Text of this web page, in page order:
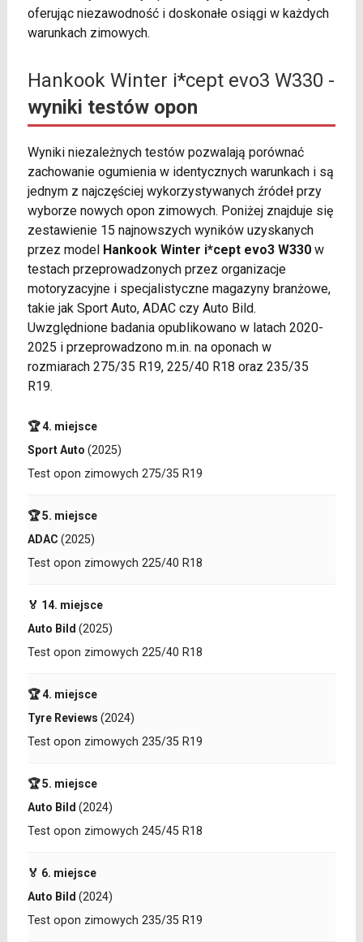
oferując niezawodność i doskonałe osiągi w każdych
warunkach zimowych.
Hankook Winter i*cept evo3 W330 -
wyniki testów opon
Wyniki niezależnych testów pozwalają porównać
zachowanie ogumienia w identycznych warunkach i są
jednym z najczęściej wykorzystywanych źródeł przy
wyborze nowych opon zimowych. Poniżej znajduje się
zestawienie 15 najnowszych wyników uzyskanych
przez model Hankook Winter i*cept evo3 W330w
testach przeprowadzonych przez organizacje
motoryzacyjne i specjalistyczne magazyny branżowe,
takie jak Sport Auto, ADAC czy Auto Bild.
Uwzględnione badania opublikowano w latach 2020-
2025 i przeprowadzono m.in. na oponach w
rozmiarach 275/35 R19, 225/40 R18 oraz 235/35
R19.
🏆 4. miejsce
Sport Auto (2025)
Test opon zimowych 275/35 R19
🏆 5. miejsce
ADAC (2025)
Test opon zimowych 225/40 R18
🏅 14. miejsce
Auto Bild (2025)
Test opon zimowych 225/40 R18
🏆 4. miejsce
Tyre Reviews (2024)
Test opon zimowych 235/35 R19
🏆 5. miejsce
Auto Bild (2024)
Test opon zimowych 245/45 R18
🏅 6. miejsce
Auto Bild (2024)
Test opon zimowych 235/35 R19